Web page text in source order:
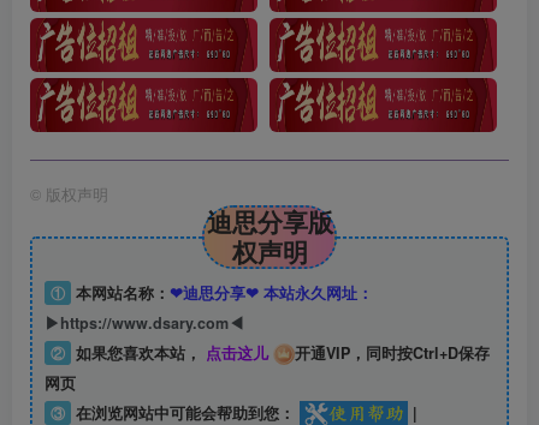
© 版权声明
迪思分享版
权声明
① 本网站名称： ❤迪思分享❤ 本站永久网址：
▶https://www.dsary.com◀
② 如果您喜欢本站， 点击这儿
开通VIP，同时按Ctrl+D保存
网页
③ 在浏览网站中可能会帮助到您：
|